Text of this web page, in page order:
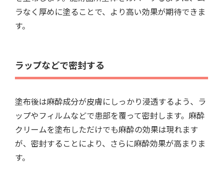
ラなく厚めに塗ることで、より高い効果が期待できま
す。
ラップなどで密封する
塗布後は麻酔成分が皮膚にしっかり浸透するよう、ラ
ップやフィルムなどで患部を覆って密封します。麻酔
クリームを塗布しただけでも麻酔の効果は現れます
が、密封することにより、さらに麻酔効果が高まりま
す。